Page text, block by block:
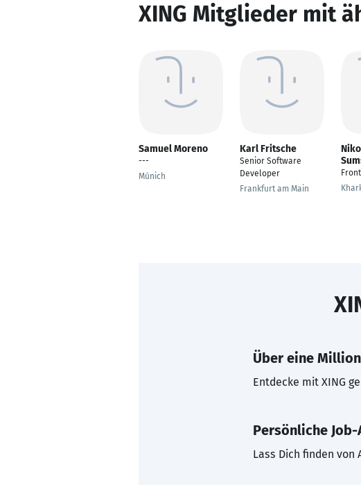
XING Mitglieder mit
Samuel Moreno
---
Múnich
Karl Fritsche
Senior Software
Developer
Frankfurt am Main
Über eine
Entdecke mit XING
Persönliche
Lass Dich finden von